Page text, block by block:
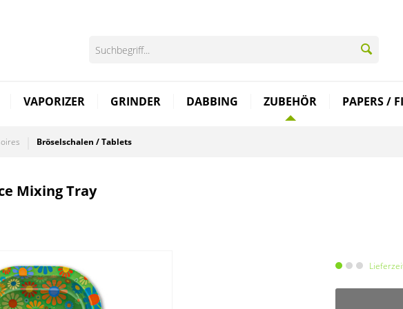
VAPORIZER GRINDER DABBING ZUBEHÖR PAPERS /
Bröselschalen / Tablets
Mixing Tray